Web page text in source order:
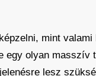
mint
olyan
lesz